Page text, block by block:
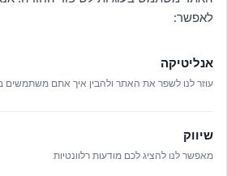
Archives
לאפשר:
אנליטיקה
עוזר לנו לשפר את האתר ולהבין איך אתם משתמשים
שיווק
מאפשר לנו להציג לכם מודעות רלוונטיות